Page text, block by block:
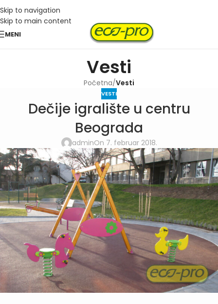
Skip to navigation
Skip to main content
MENI
Vesti
Početna/Vesti
VESTI
Dečije igralište u centru
Beograda
adminOn 7. februar 2018.